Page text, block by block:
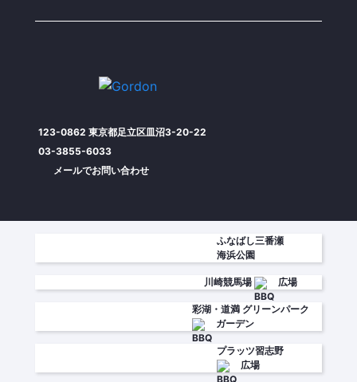
123-0862 東京都足立区皿沼3-20-22
03-3855-6033
メールでお問い合わせ
ふなばし三番瀬
海浜公園
川崎競馬場 広場
彩湖・道満グリーンパーク
ガーデン
プラッツ習志野
広場